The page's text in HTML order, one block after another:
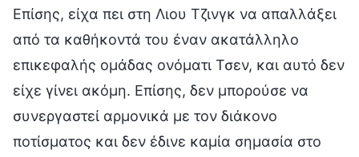
Επίσης, είχα πει στη Λιου Τζινγκ να απαλλάξει
από τα καθήκοντά του έναν ακατάλληλο
επικεφαλής ομάδας ονόματι Τσεν, και αυτό δεν
είχε γίνει ακόμη. Επίσης, δεν μπορούσε να
συνεργαστεί αρμονικά με τον διάκονο
ποτίσματος και δεν έδινε καμία σημασία στο